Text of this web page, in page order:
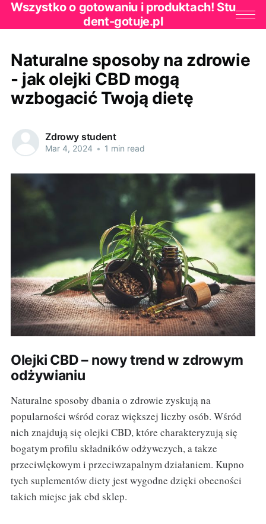
Wszystko o gotowaniu i produktach! Stu
dent-gotuje.pl
Naturalne sposoby na zdrowie
- jak olejki CBD mogą
wzbogacić Twoją dietę
Zdrowy student
Mar 4, 2024 • 1 min read
Olejki CBD – nowy trend w zdrowym
odżywianiu
Naturalne sposoby dbania o zdrowie zyskują na
popularności wśród coraz większej liczby osób. Wśród
nich znajdują się olejki CBD, które charakteryzują się
bogatym profilu składników odżywczych, a takze
przeciwlękowym i przeciwzapalnym działaniem. Kupno
tych suplementów diety jest wygodne dzięki obecności
takich miejsc jak cbd sklep.